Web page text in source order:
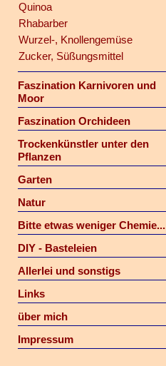
Quinoa
Rhabarber
Wurzel-, Knollengemüse
Zucker, Süßungsmittel
Faszination Karnivoren und
Moor
Faszination Orchideen
Trockenkünstler unter den
Pflanzen
Garten
Natur
Bitte etwas weniger Chemie...
DIY - Basteleien
Allerlei und sonstigs
Links
über mich
Impressum